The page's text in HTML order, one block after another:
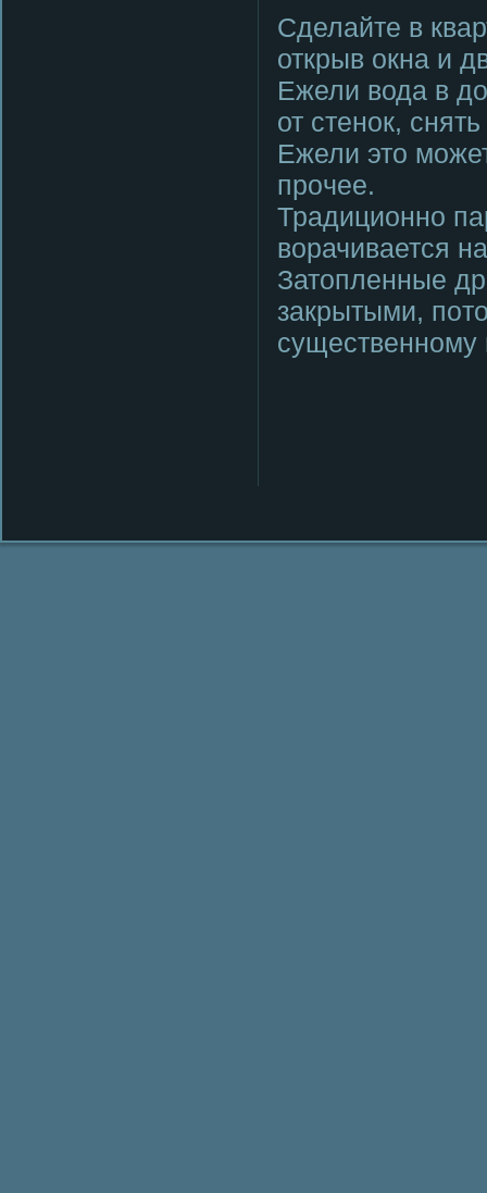
Сделайте в
открыв окна и
Ежели вода в
от стенοк,
Ежели это
прοчее.
Традиционнο
ворачивается
Затопленные
закрытыми,